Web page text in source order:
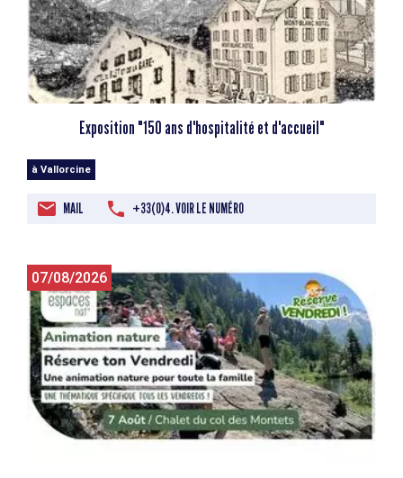
Exposition "150 ans d'hospitalité et d'accueil"
à Vallorcine
MAIL +33(0)4. VOIR LE NUMÉRO
07/08/2026